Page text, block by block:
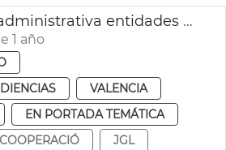
Cooperación administrativa entidades locales zona Dana y anticipo nómina funcionarios afectados
1 año
VALENCIA
EN PORTADA TEMÁTICA
COOPERACIÓ
JGL